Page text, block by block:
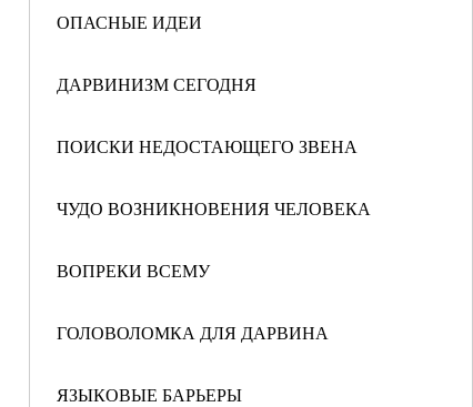
ОПАСНЫЕ ИДЕИ
ДАРВИНИЗМ СЕГОДНЯ
ПОИСКИ НЕДОСТАЮЩЕГО ЗВЕНА
ЧУДО ВОЗНИКНОВЕНИЯ ЧЕЛОВЕКА
ВОПРЕКИ ВСЕМУ
ГОЛОВОЛОМКА ДЛЯ ДАРВИНА
ЯЗЫКОВЫЕ БАРЬЕРЫ